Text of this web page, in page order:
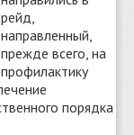
рейд,
направленный,
прежде всего, на
профилактику
порядка